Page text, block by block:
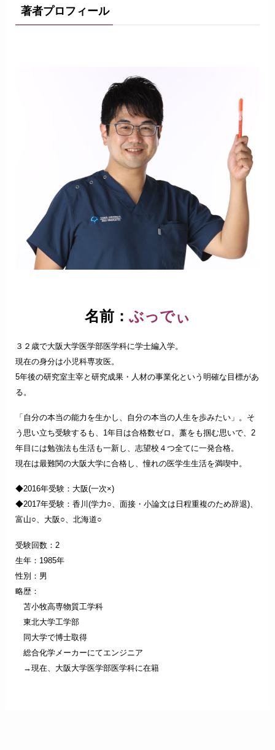
著者プロフィール
名前： ぶっでぃ
３２歳で大阪大学医学部医学科に学士編入学。
現在の身分は小児科専攻医。
5年後の研究室主宰と研究成果・人材の事業化という明確な目標があ
る。
「自分の本当の能力を生かし、自分の本当の人生を歩みたい」。そ
う思い立ち受験するも、1年目は合格数ゼロ。藁をも掴む思いで、2
年目には勉強法も生活も一新し、志望校４つ全てに一発合格。
現在は最難関の大阪大学に合格し、憧れの医学生生活を満喫中。
◆2016年受験：大阪(一次×)
◆2017年受験：香川(学力○、面接・小論文は日程重複のため辞退)、
富山○、大阪○、北海道○
受験回数：2
生年：1985年
性別：男
略歴：
苫小牧高専物質工学科
東北大学工学部
同大学で博士取得
総合化学メーカーにてエンジニア
→現在、大阪大学医学部医学科に在籍